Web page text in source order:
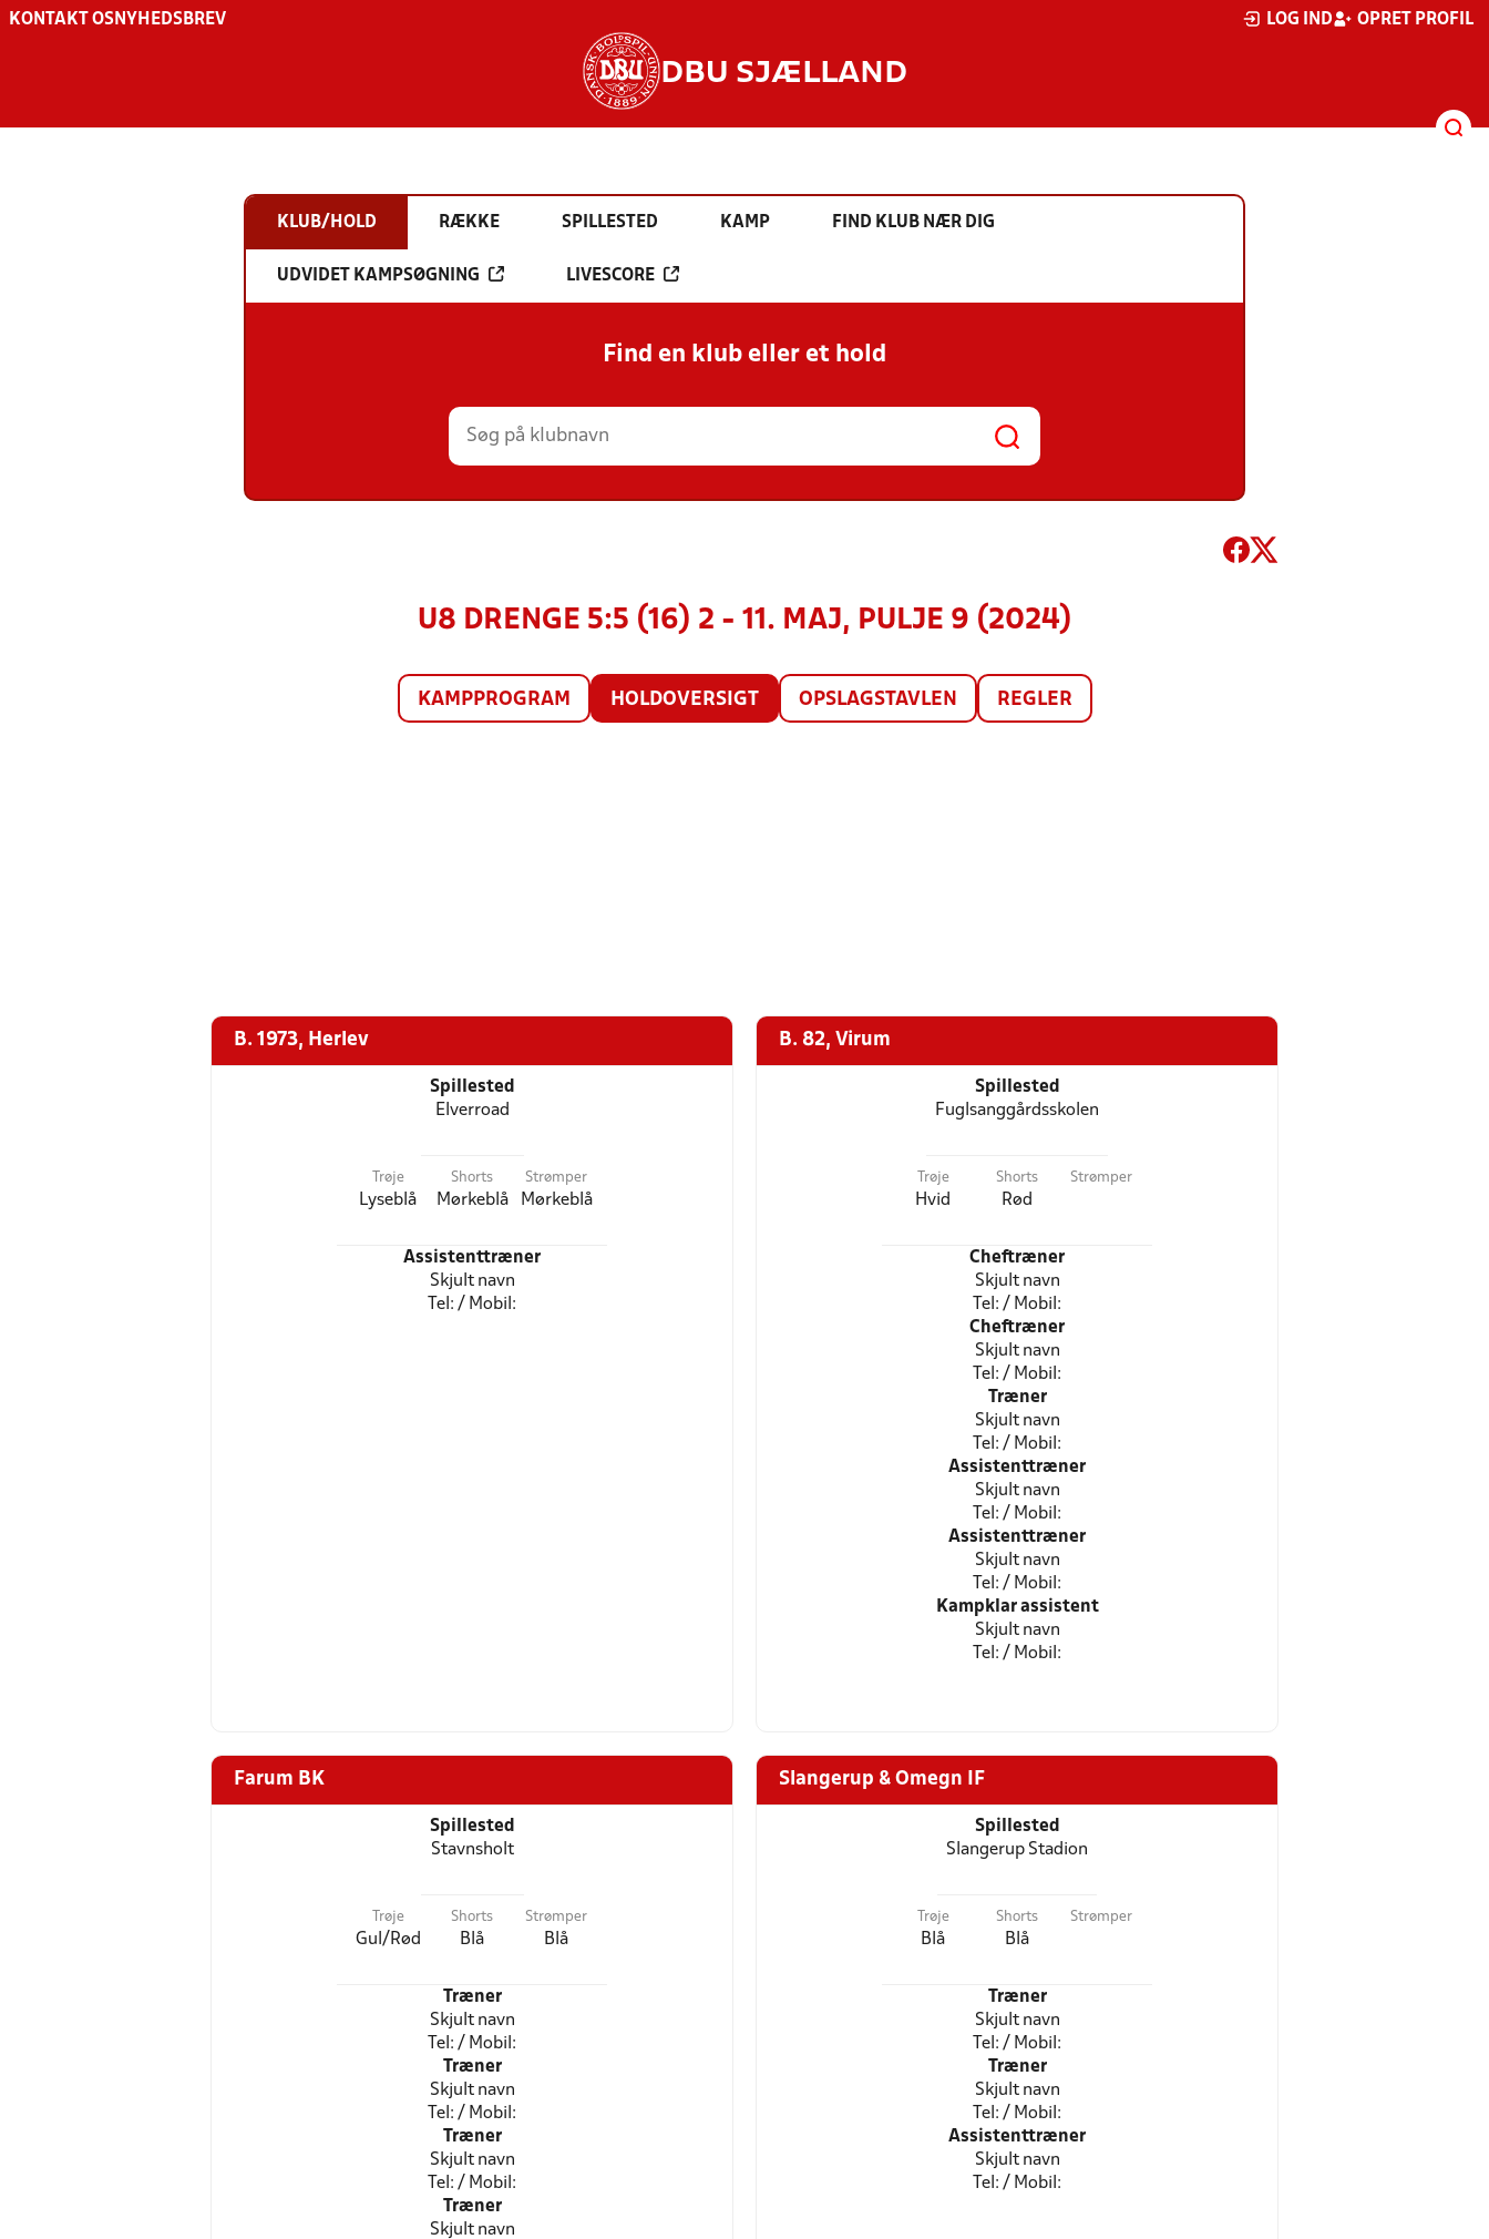
KONTAKT OS NYHEDSBREV LOG IND OPRET PROFIL
DBU SJÆLLAND
KLUB/HOLD RÆKKE SPILLESTED KAMP FIND KLUB NÆR DIG
UDVIDET KAMPSØGNING LIVESCORE
Find en klub eller et hold
U8 DRENGE 5:5 (16) 2 - 11. MAJ, PULJE 9 (2024)
KAMPPROGRAM HOLDOVERSIGT OPSLAGSTAVLEN REGLER
B. 1973, Herlev
Spillested
Elverroad
Trøje
Lyseblå
Shorts
Mørkeblå
Strømper
Mørkeblå
Assistenttræner
Skjult navn
Tel: / Mobil:
B. 82, Virum
Spillested
Fuglsanggårdsskolen
Trøje
Hvid
Shorts
Rød
Strømper
Cheftræner
Skjult navn
Tel: / Mobil:
Cheftræner
Skjult navn
Tel: / Mobil:
Træner
Skjult navn
Tel: / Mobil:
Assistenttræner
Skjult navn
Tel: / Mobil:
Assistenttræner
Skjult navn
Tel: / Mobil:
Kampklar assistent
Skjult navn
Tel: / Mobil:
Farum BK
Spillested
Stavnsholt
Trøje
Gul/Rød
Shorts
Blå
Strømper
Blå
Træner
Skjult navn
Tel: / Mobil:
Træner
Skjult navn
Tel: / Mobil:
Træner
Skjult navn
Tel: / Mobil:
Træner
Skjult navn
Slangerup & Omegn IF
Spillested
Slangerup Stadion
Trøje
Blå
Shorts
Blå
Strømper
Træner
Skjult navn
Tel: / Mobil:
Træner
Skjult navn
Tel: / Mobil:
Assistenttræner
Skjult navn
Tel: / Mobil: